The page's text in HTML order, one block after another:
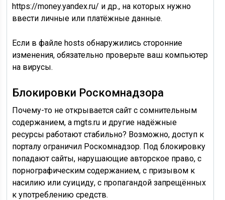
https://money.yandex.ru/ и др., на которых нужно
ввести личные или платёжные данные.
Если в файле hosts обнаружились сторонние
изменения, обязательно проверьте ваш компьютер
на вирусы.
Блокировки Роскомнадзора
Почему-то не открывается сайт с сомнительным
содержанием, а mgts.ru и другие надёжные
ресурсы работают стабильно? Возможно, доступ к
порталу ограничил Роскомнадзор. Под блокировку
попадают сайты, нарушающие авторское право, с
порнографическим содержанием, с призывом к
насилию или суициду, с пропагандой запрещённых
к употреблению средств.